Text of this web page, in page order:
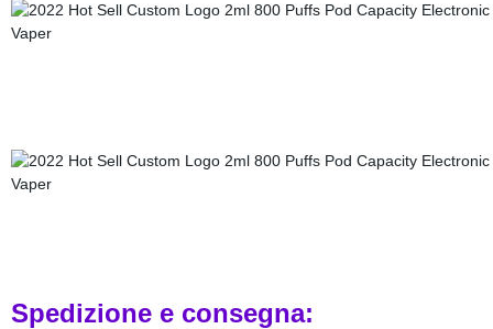
Spedizione e consegna: